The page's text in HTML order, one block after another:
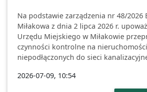
Na podstawie zarządzenia nr 48/2026
Miłakowa z dnia 2 lipca 2026 r.
Urzędu Miejskiego w Miłakowie
czynności kontrolne na
niepodłączonych do sieci
2026-07-09, 10:54